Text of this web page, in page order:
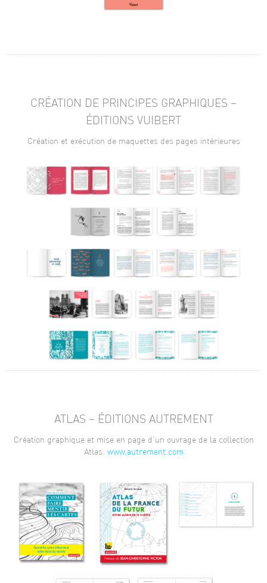
CRÉATION DE PRINCIPES GRAPHIQUES –
ÉDITIONS VUIBERT
Création et exécution de maquettes des pages intérieures
ATLAS – ÉDITIONS AUTREMENT
Création graphique et mise en page d’un ouvrage de la collection
Atlas. www.autrement.com